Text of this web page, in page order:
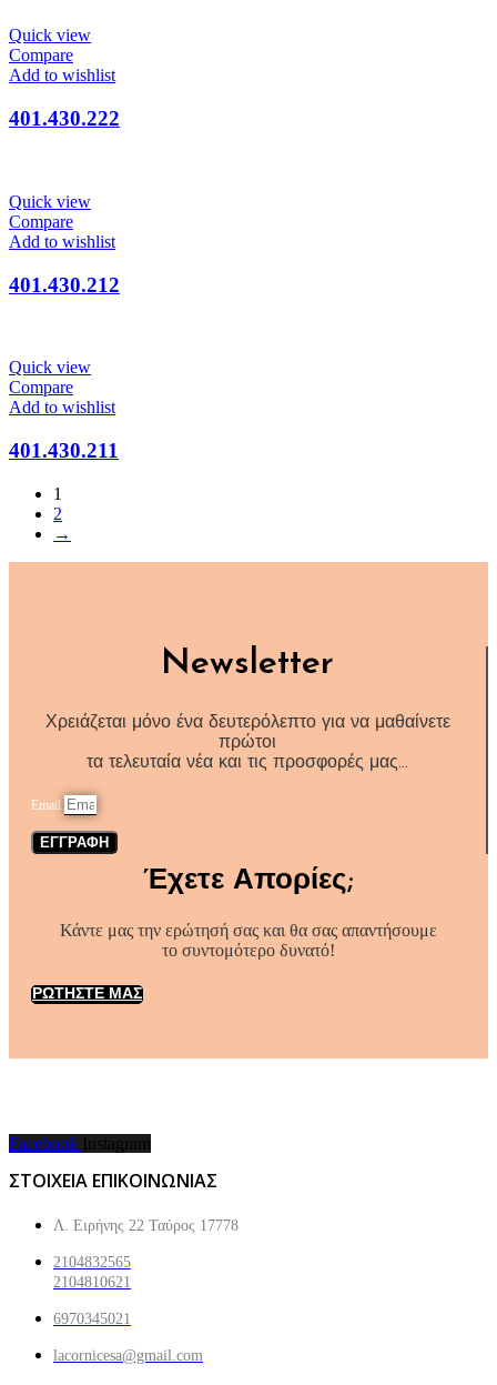
Quick view
Compare
Add to wishlist
401.430.222
Quick view
Compare
Add to wishlist
401.430.212
Quick view
Compare
Add to wishlist
401.430.211
1
2
→
Newsletter
Χρειάζεται μόνο ένα δευτερόλεπτο για να μαθαίνετε
πρώτοι
τα τελευταία νέα και τις προσφορές μας…
Email
ΕΓΓΡΑΦΗ
Έχετε Απορίες;
Κάντε μας την ερώτησή σας και θα σας απαντήσουμε
το συντομότερο δυνατό!
ΡΩΤΗΣΤΕ ΜΑΣ
Facebook Instagram
ΣΤΟΙΧΕΙΑ ΕΠΙΚΟΙΝΩΝΙΑΣ
Λ. Ειρήνης 22 Ταύρος 17778
2104832565
2104810621
6970345021
lacornicesa@gmail.com